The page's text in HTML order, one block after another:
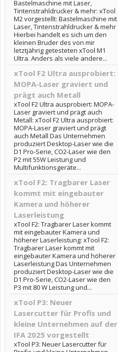
Bastelmaschine mit Laser,
Tintenstrahldrucker & mehr: xTool
M2 vorgestellt: Bastelmaschine mit
Laser, Tintenstrahldrucker & mehr
Hierbei handelt es sich um den
kleinen Bruder des von mir
letztjährig getesteten xTool M1
Ultra. Anders als viele andere...
xTool F2 Ultra ausprobiert:
MOPA-Laser graviert und
prägt auch Metall
xTool F2 Ultra ausprobiert: MOPA-
Laser graviert und prägt auch
Metall: xTool F2 Ultra ausprobiert:
MOPA-Laser graviert und prägt
auch Metall Das Unternehmen
produziert Desktop-Laser wie die
D1 Pro-Serie, CO2-Laser wie den
P2 mit 55W Leistung und
Multifunktionsgeräte...
xTool F2: Tragbarer Laser
kommt mit eingebauter
Kamera und höherer
Laserleistung
xTool F2: Tragbarer Laser kommt
mit eingebauter Kamera und
höherer Laserleistung: xTool F2:
Tragbarer Laser kommt mit
eingebauter Kamera und höherer
Laserleistung Das Unternehmen
produziert Desktop-Laser wie die
D1 Pro-Serie, CO2-Laser wie den
P3 mit 80 W Leistung und...
xTool P3: Neuer
Lasercutter für Profis und
kleine Unternehmen auf der
IFA 2025 vorgestellt
xTool P3: Neuer Lasercutter für